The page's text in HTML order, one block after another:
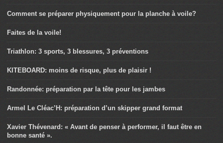
Comment se préparer physiquement pour la planche à voile?
Faites de la voile!
Triathlon: 3 sports, 3 blessures, 3 préventions
KITEBOARD: moins de risque, plus de plaisir !
Randonnée: préparation par la tête pour les jambes
Armel Le Cléac’H: préparation d’un skipper grand format
Xavier Thévenard: « Avant de penser à performer, il faut être en
bonne santé ».